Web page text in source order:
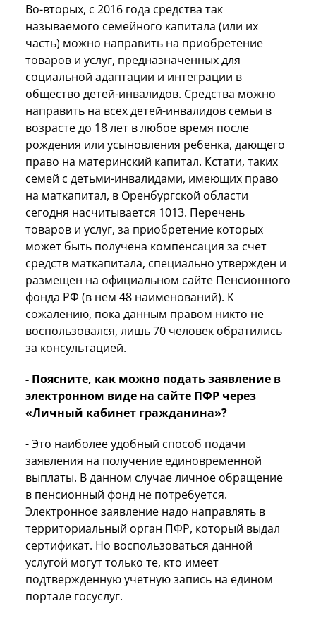
Во-вторых, с 2016 года средства так
называемого семейного капитала (или их
часть) можно направить на приобретение
товаров и услуг, предназначенных для
социальной адаптации и интеграции в
общество детей-инвалидов. Средства можно
направить на всех детей-инвалидов семьи в
возрасте до 18 лет в любое время после
рождения или усыновления ребенка, дающего
право на материнский капитал. Кстати, таких
семей с детьми-инвалидами, имеющих право
на маткапитал, в Оренбургской области
сегодня насчитывается 1013. Перечень
товаров и услуг, за приобретение которых
может быть получена компенсация за счет
средств маткапитала, специально утвержден и
размещен на официальном сайте Пенсионного
фонда РФ (в нем 48 наименований). К
сожалению, пока данным правом никто не
воспользовался, лишь 70 человек обратились
за консультацией.
- Поясните, как можно подать заявление в
электронном виде на сайте ПФР через
«Личный кабинет гражданина»?
- Это наиболее удобный способ подачи
заявления на получение единовременной
выплаты. В данном случае личное обращение
в пенсионный фонд не потребуется.
Электронное заявление надо направлять в
территориальный орган ПФР, который выдал
сертификат. Но воспользоваться данной
услугой могут только те, кто имеет
подтвержденную учетную запись на едином
портале госуслуг.